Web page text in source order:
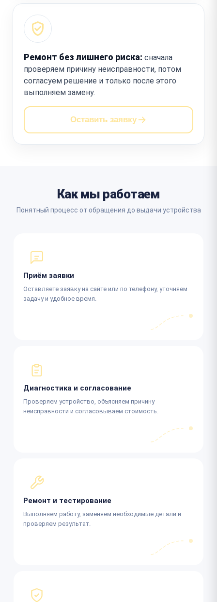
Ремонт без лишнего риска: сначала
проверяем причину неисправности, потом
согласуем решение и только после этого
выполняем замену.
Оставить заявку
Как мы работаем
Понятный процесс от обращения до выдачи устройства
Приём заявки
Оставляете заявку на сайте или по телефону, уточняем
задачу и удобное время.
Диагностика и согласование
Проверяем устройство, объясняем причину
неисправности и согласовываем стоимость.
Ремонт и тестирование
Выполняем работу, заменяем необходимые детали и
проверяем результат.